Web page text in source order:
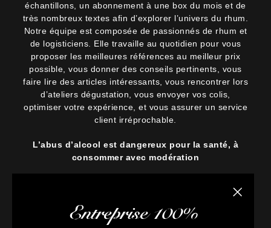
Fermer
Entreprise 100%
échantillons, un abonnement à une box du mois et de
très nombreux textes afin d’explorer l’univers du rhum.
Notre équipe est composée de passionnés de rhum et
de logisticiens. Elle travaille au quotidien pour vous
proposer les meilleures références au meilleur prix
possible, vous donner des conseils pertinents, vous
faire lire des articles intéressants, vous rencontrer lors
d’ateliers dégustation, vous envoyer vos colis,
optimiser votre expérience, et vous assurer un service
client irréprochable.
L’abus d’alcool est dangereux pour la santé, à
consommer avec modération